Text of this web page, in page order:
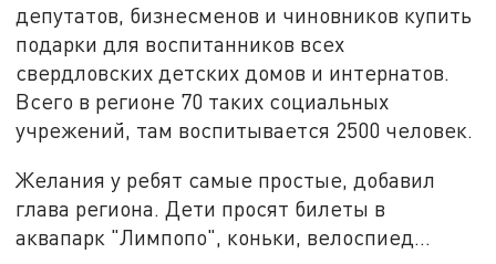
депутатов, бизнесменов и чиновников купить
подарки для воспитанников всех
свердловских детских домов и интернатов.
Всего в регионе 70 таких социальных
учрежений, там воспитывается 2500 человек.
Желания у ребят самые простые, добавил
глава региона. Дети просят билеты в
аквапарк "Лимпопо", коньки, велоспиед...